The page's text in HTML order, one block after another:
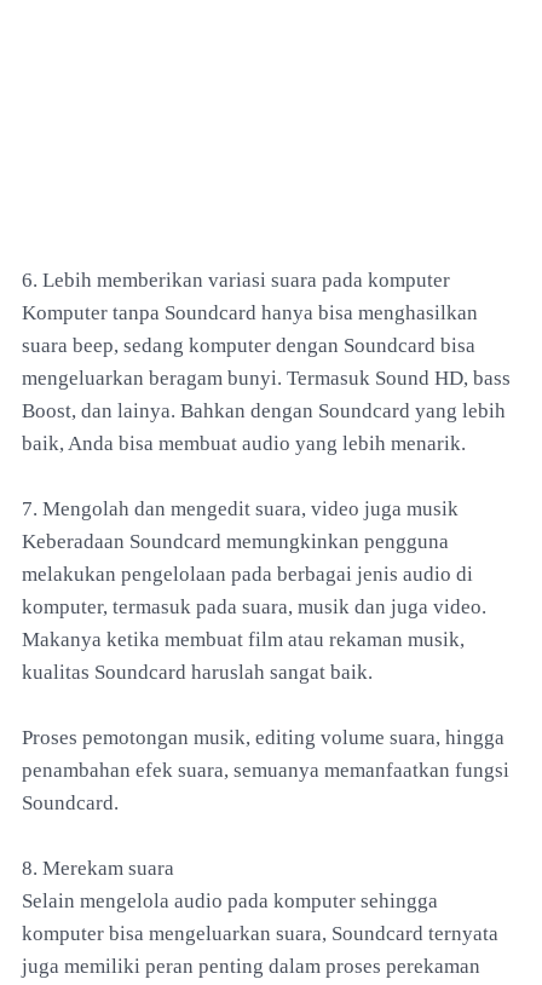
6. Lebih memberikan variasi suara pada komputer
Komputer tanpa Soundcard hanya bisa menghasilkan
suara beep, sedang komputer dengan Soundcard bisa
mengeluarkan beragam bunyi. Termasuk Sound HD, bass
Boost, dan lainya. Bahkan dengan Soundcard yang lebih
baik, Anda bisa membuat audio yang lebih menarik.
7. Mengolah dan mengedit suara, video juga musik
Keberadaan Soundcard memungkinkan pengguna
melakukan pengelolaan pada berbagai jenis audio di
komputer, termasuk pada suara, musik dan juga video.
Makanya ketika membuat film atau rekaman musik,
kualitas Soundcard haruslah sangat baik.
Proses pemotongan musik, editing volume suara, hingga
penambahan efek suara, semuanya memanfaatkan fungsi
Soundcard.
8. Merekam suara
Selain mengelola audio pada komputer sehingga
komputer bisa mengeluarkan suara, Soundcard ternyata
juga memiliki peran penting dalam proses perekaman